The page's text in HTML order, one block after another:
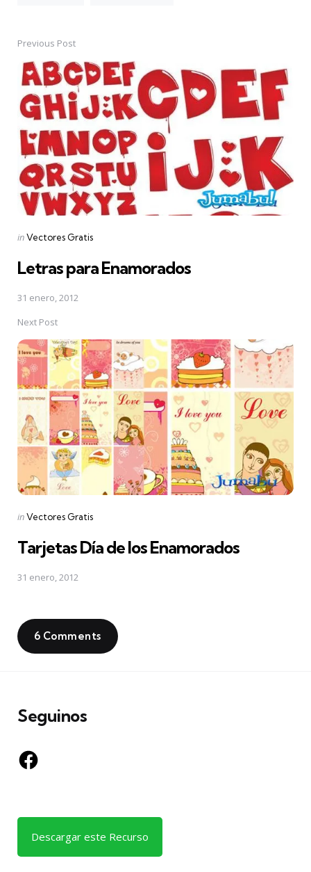
Post
navigation
Previous Post
Posted
inVectores Gratis
Letras para Enamorados
31 enero, 2012
Next Post
Posted
inVectores Gratis
Tarjetas Día de los Enamorados
31 enero, 2012
6 Comments
Seguinos
Facebook
Descargar este Recurso